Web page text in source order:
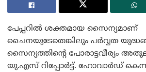
പേപ്പറിൽ ശക്തമായ സൈന്യമാണ്
ചൈനയുടേതെങ്കിലും പർവ്വത
സൈന്യത്തിന്റെ പോരാട്ടവീര്യം
യു.എസ് റിപ്പോർട്ട്. ഹോവാർഡ്